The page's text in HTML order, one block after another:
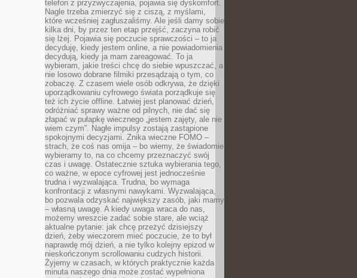
telefon z przyzwyczajenia, pojawia się dyskomfort.
Nagle trzeba zmierzyć się z ciszą, z myślami,
które wcześniej zagłuszaliśmy. Ale jeśli damy sobie
kilka dni, by przez ten etap przejść, zaczyna robić
się lżej. Pojawia się poczucie sprawczości – to ja
decyduję, kiedy jestem online, a nie powiadomienia
decydują, kiedy ja mam zareagować. To ja
wybieram, jakie treści chcę do siebie wpuszczać, a
nie losowo dobrane filmiki przesądzają o tym, co
zobaczę. Z czasem wiele osób odkrywa, że dzięki
uporządkowaniu cyfrowego świata porządkuje się
też ich życie offline. Łatwiej jest planować dzień,
odróżniać sprawy ważne od pilnych, nie dać się
złapać w pułapkę wiecznego „jestem zajęty, ale nie
wiem czym”. Nagłe impulsy zostają zastąpione
spokojnymi decyzjami. Znika wieczne FOMO –
strach, że coś nas omija – bo wiemy, że świadomie
wybieramy to, na co chcemy przeznaczyć swój
czas i uwagę. Ostatecznie sztuka wybierania tego,
co ważne, w epoce cyfrowej jest jednocześnie
trudna i wyzwalająca. Trudna, bo wymaga
konfrontacji z własnymi nawykami. Wyzwalająca,
bo pozwala odzyskać największy zasób, jaki mamy
– własną uwagę. A kiedy uwaga wraca do nas,
możemy wreszcie zadać sobie stare, ale wciąż
aktualne pytanie: jak chcę przeżyć dzisiejszy
dzień, żeby wieczorem mieć poczucie, że to był
naprawdę mój dzień, a nie tylko kolejny epizod w
nieskończonym scrollowaniu cudzych historii.
Żyjemy w czasach, w których praktycznie każda
minuta naszego dnia może zostać wypełniona